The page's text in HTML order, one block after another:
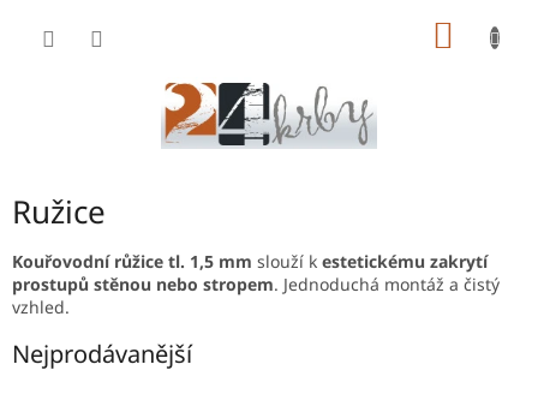
Ružice
Kouřovodní růžice tl. 1,5 mm slouží k estetickému zakrytí
prostupů stěnou nebo stropem. Jednoduchá montáž a čistý
vzhled.
Nejprodávanější